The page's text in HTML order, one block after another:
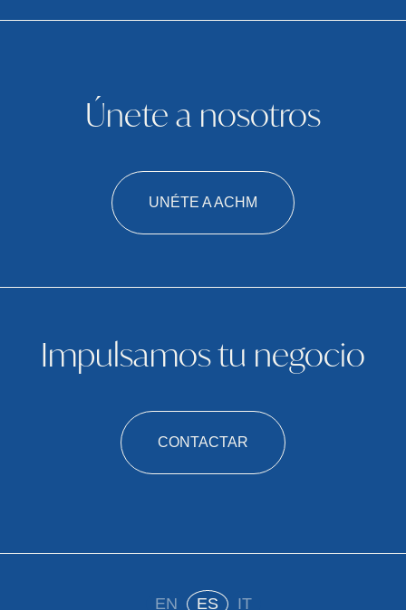
Únete a nosotros
UNÉTE A ACHM
Impulsamos tu negocio
CONTACTAR
EN ES IT